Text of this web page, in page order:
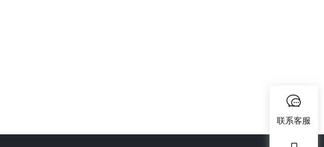
联系客服